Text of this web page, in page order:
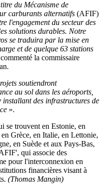
du Mécanisme de
carburants alternatifs (AFIF)
l'engagement du secteur des
solutions durables. Notre
se traduira par la mise en
et de quelque 63 stations
la commissaire
soutiendront
au sol dans les aéroports,
des infrastructures de
».
se trouvent en Estonie, en
Grèce, en Italie, en Lettonie,
en Suède et aux Pays-Bas,
qui associe des
pour l'interconnexion en
financières visant à
(Thomas Mangin)